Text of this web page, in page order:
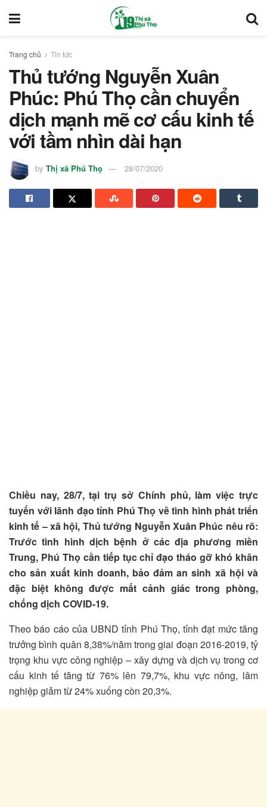
Trang chủ Tin tức
Thủ tướng Nguyễn Xuân
Phúc: Phú Thọ cần chuyển
dịch mạnh mẽ cơ cấu kinh tế
với tầm nhìn dài hạn
by Thị xã Phú Thọ 28/07/2020
Chiều nay, 28/7, tại trụ sở Chính phủ, làm việc trực
tuyến với lãnh đạo tỉnh Phú Thọ về tình hình phát triển
kinh tế – xã hội, Thủ tướng Nguyễn Xuân Phúc nêu rõ:
Trước tình hình dịch bệnh ở các địa phương miền
Trung, Phú Thọ cần tiếp tục chỉ đạo tháo gỡ khó khăn
cho sản xuất kinh doanh, bảo đảm an sinh xã hội và
đặc biệt không được mất cảnh giác trong phòng,
chống dịch COVID-19.
Theo báo cáo của UBND tỉnh Phú Thọ, tỉnh đạt mức tăng
trưởng bình quân 8,38%/năm trong giai đoạn 2016-2019, tỷ
trọng khu vực công nghiệp – xây dựng và dịch vụ trong cơ
cấu kinh tế tăng từ 76% lên 79,7%, khu vực nông, lâm
nghiệp giảm từ 24% xuống còn 20,3%.